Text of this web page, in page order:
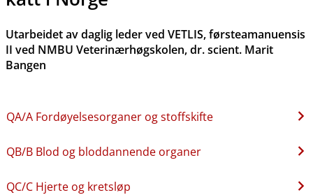
Utarbeidet av daglig leder ved VETLIS, førsteamanuensis
II ved NMBU Veterinærhøgskolen, dr. scient. Marit
Bangen
QA​/​A Fordøyelsesorganer og stoffskifte
QB​/​B Blod og bloddannende organer
QC​/​C Hjerte og kretsløp